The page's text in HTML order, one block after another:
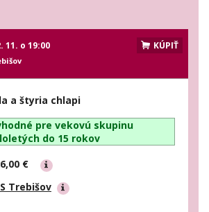
11. o 19:00 KÚPIŤ
a štyria chlapi
pre vekovú skupinu
do 15 rokov
€
Trebišov